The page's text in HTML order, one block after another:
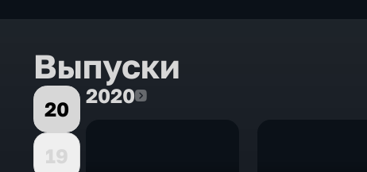
Выпуски
20
19
20202020